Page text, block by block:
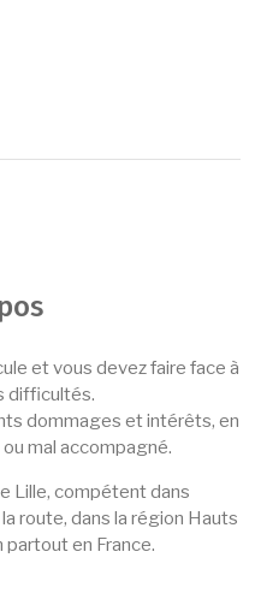
et vous devez faire face à
difficultés.
dommages et intérêts, en
mal accompagné.
Lille, compétent dans
route, dans la région Hauts
en France.